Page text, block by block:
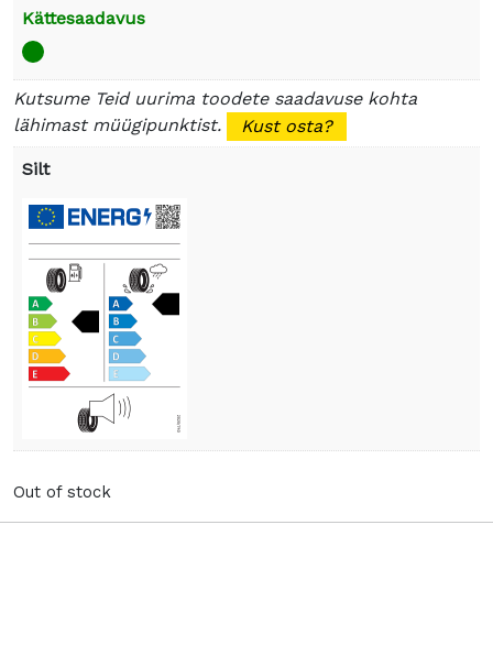
Kättesaadavus
Kutsume Teid uurima toodete saadavuse kohta
lähimast müügipunktist.
Kust osta?
Silt
Out of stock